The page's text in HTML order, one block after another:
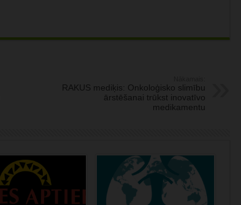
RAKUS mediķis: Onkoloģisko slimību
ārstēšanai trūkst inovatīvo
medikamentu